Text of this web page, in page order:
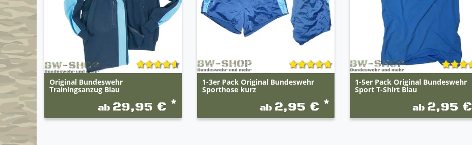
Original Bundeswehr
Trainingsanzug Blau
ab 29,95 € *
1-3er Pack Original Bundeswehr
Sporthose kurz
ab 2,95 € *
1-5er Pack Original Bundeswehr
Sport T-Shirt Blau
ab 2,95 €